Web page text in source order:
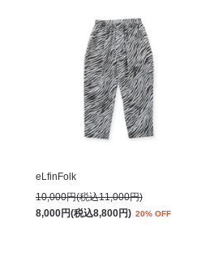
eLfinFolk
10,000円(税込11,000円)
8,000円(税込8,800円) 20% OFF